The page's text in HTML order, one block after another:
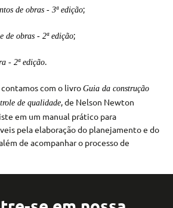
de obras - 3ª edição;
de obras - 2ª edição;
- 2ª edição.
com o livro Guia da construção
de qualidade, de Nelson Newton
em um manual prático para
pela elaboração do planejamento e do
de acompanhar o processo de